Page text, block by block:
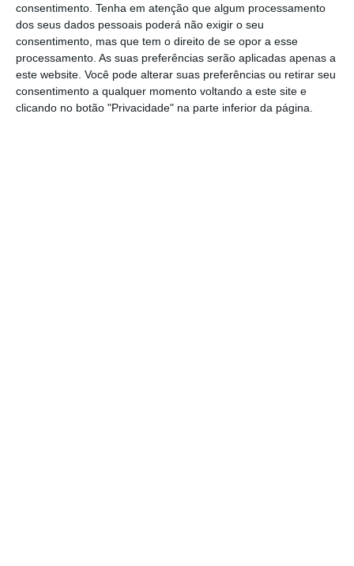
consentimento. Tenha em atenção que algum processamento
dos seus dados pessoais poderá não exigir o seu
consentimento, mas que tem o direito de se opor a esse
processamento. As suas preferências serão aplicadas apenas a
este website. Você pode alterar suas preferências ou retirar seu
consentimento a qualquer momento voltando a este site e
clicando no botão "Privacidade" na parte inferior da página.
recrutamento, e, à semelhança da semana
anterior, é nas zonas de Lisboa, Setúbal e
Algarve que parecer ser mais difícil contratar.
De acordo com a análise feita por Arlindo